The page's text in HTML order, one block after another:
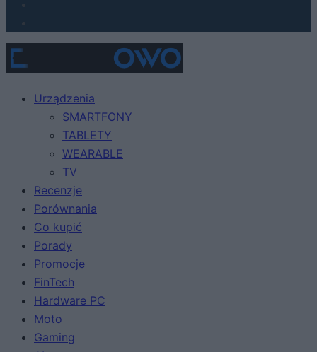
Urządzenia
SMARTFONY
TABLETY
WEARABLE
TV
Recenzje
Porównania
Co kupić
Porady
Promocje
FinTech
Hardware PC
Moto
Gaming